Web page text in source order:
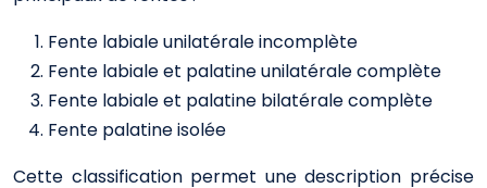
Fente labiale unilatérale incomplète
Fente labiale et palatine unilatérale complète
Fente labiale et palatine bilatérale complète
Fente palatine isolée
Cette classification permet une description précise